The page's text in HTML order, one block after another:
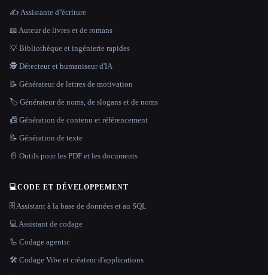
✍️ Assistante d''écriture
📖 Auteur de livres et de romans
💡 Bibliothèque et ingénierie rapides
🕵️ Détecteur et humaniseur d'IA
📝 Générateur de lettres de motivation
🏷️ Générateur de noms, de slogans et de noms
📠 Génération de contenu et référencement
📝 Génération de texte
📄 Outils pour les PDF et les documents
💻CODE ET DÉVELOPPEMENT
🗄️ Assistant à la base de données et au SQL
💻 Assistant de codage
🦾 Codage agentic
🛠️ Codage Vibe et créateur d'applications